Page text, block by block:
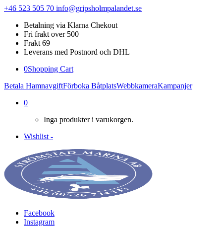
+46 523 505 70 info@gripsholmpalandet.se
Betalning via Klarna Chekout
Fri frakt over 500
Frakt 69
Leverans med Postnord och DHL
0Shopping Cart
Betala HamnavgiftFörboka BåtplatsWebbkameraKampanjer
0
Inga produkter i varukorgen.
Wishlist -
Facebook
Instagram